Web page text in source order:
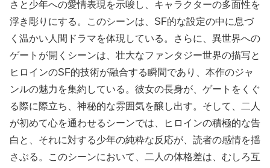
さと少年への愛情表現を示唆し、キャラクターの多面性を
浮き彫りにする。このシーンは、SF的な設定の中に息づ
く温かい人間ドラマを体現している。さらに、異世界への
ゲートが開くシーンは、壮大なファンタジー世界の描写と
ヒロインのSF的技術が融合する瞬間であり、本作のジャ
ンルの魅力を集約している。彼女の長身が、ゲートをくぐ
る際に際立ち、神秘的な雰囲気を醸し出す。そして、二人
が初めて心を通わせるシーンでは、ヒロインの積極的な告
白と、それに対する少年の純粋な反応が、読者の感情を揺
さぶる。このシーンにおいて、二人の体格差は、むしろ互